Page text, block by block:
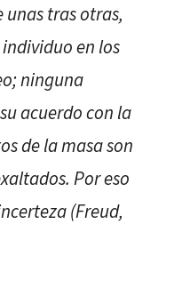
tras otras,
en los
ninguna
acuerdo con la
de la masa son
Por eso
(Freud,